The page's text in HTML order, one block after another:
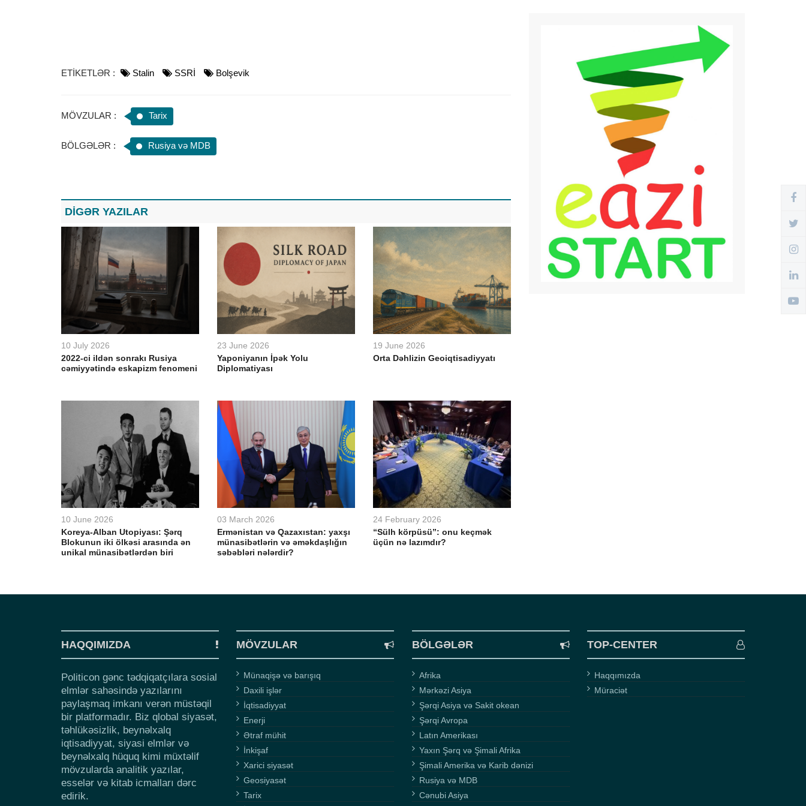
ETİKETLƏR : Stalin SSRİ Bolşevik
MÖVZULAR : Tarix
BÖLGƏLƏR : Rusiya və MDB
DİGƏR YAZILAR
10 July 2026
2022-ci ildən sonrakı Rusiya
cəmiyyətində eskapizm fenomeni
23 June 2026
Yaponiyanın İpək Yolu
Diplomatiyası
19 June 2026
Orta Dəhlizin Geoiqtisadiyyatı
10 June 2026
Koreya-Alban Utopiyası: Şərq
Blokunun iki ölkəsi arasında ən
unikal münasibətlərdən biri
03 March 2026
Ermənistan və Qazaxıstan: yaxşı
münasibətlərin və əməkdaşlığın
səbəbləri nələrdir?
24 February 2026
“Sülh körpüsü”: onu keçmək
üçün nə lazımdır?
HAQQIMIZDA
Politicon gənc tədqiqatçılara sosial
elmlər sahəsində yazılarını
paylaşmaq imkanı verən müstəqil
bir platformadır. Biz qlobal siyasət,
təhlükəsizlik, beynəlxalq
iqtisadiyyat, siyasi elmlər və
beynəlxalq hüquq kimi müxtəlif
mövzularda analitik yazılar,
esselər və kitab icmalları dərc
edirik.
MÖVZULAR
Münaqişə və barışıq
Daxili işlər
İqtisadiyyat
Enerji
Ətraf mühit
İnkişaf
Xarici siyasət
Geosiyasət
Tarix
BÖLGƏLƏR
Afrika
Mərkəzi Asiya
Şərqi Asiya və Sakit okean
Şərqi Avropa
Latın Amerikası
Yaxın Şərq və Şimali Afrika
Şimali Amerika və Karib dənizi
Rusiya və MDB
Cənubi Asiya
TOP-CENTER
Haqqımızda
Müraciət